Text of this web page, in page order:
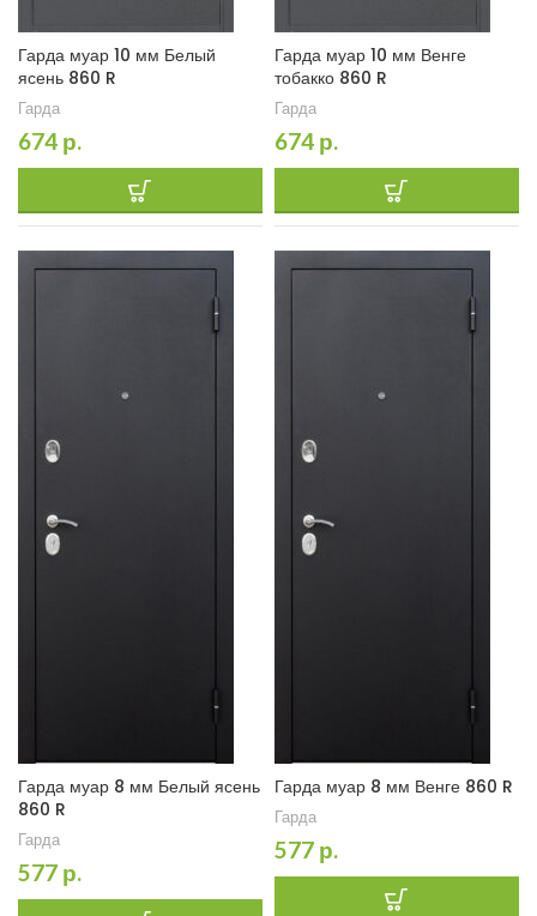
Гарда муар 10 мм Белый
ясень 860 R
Гарда
674 р.
Гарда муар 10 мм Венге
тобакко 860 R
Гарда
674 р.
Гарда муар 8 мм Белый ясень
860 R
Гарда
577 р.
Гарда муар 8 мм Венге 860 R
Гарда
577 р.